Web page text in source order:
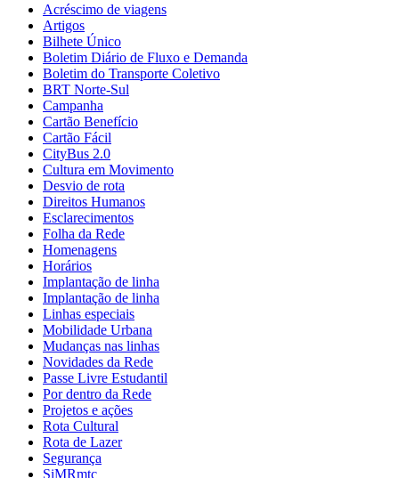
Acréscimo de viagens
Artigos
Bilhete Único
Boletim Diário de Fluxo e Demanda
Boletim do Transporte Coletivo
BRT Norte-Sul
Campanha
Cartão Benefício
Cartão Fácil
CityBus 2.0
Cultura em Movimento
Desvio de rota
Direitos Humanos
Esclarecimentos
Folha da Rede
Homenagens
Horários
Implantação de linha
Implantação de linha
Linhas especiais
Mobilidade Urbana
Mudanças nas linhas
Novidades da Rede
Passe Livre Estudantil
Por dentro da Rede
Projetos e ações
Rota Cultural
Rota de Lazer
Segurança
SiMRmtc